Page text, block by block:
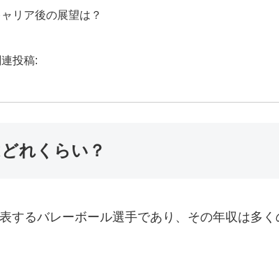
リア後の展望は？
投稿:
れくらい？
するバレーボール選手であり、その年収は多